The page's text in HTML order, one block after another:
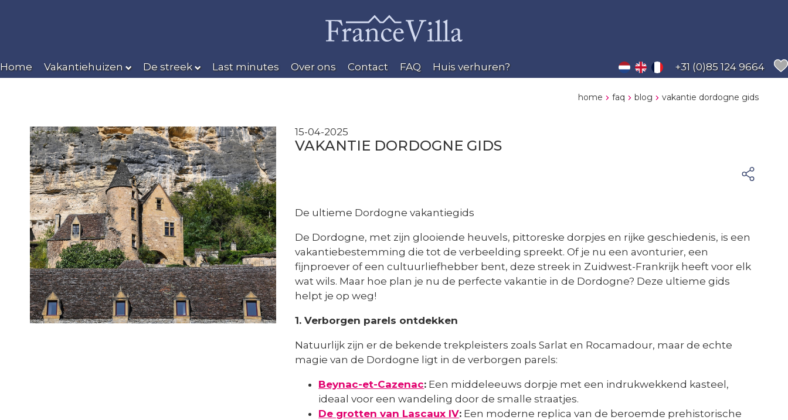
Home Vakantiehuizen De streek Last minutes Over ons Contact FAQ Huis verhuren? +31 (0)85 124 9664
home faq blog vakantie dordogne gids
15-04-2025
VAKANTIE DORDOGNE GIDS
De ultieme Dordogne vakantiegids
De Dordogne, met zijn glooiende heuvels, pittoreske dorpjes en rijke geschiedenis, is een
vakantiebestemming die tot de verbeelding spreekt. Of je nu een avonturier, een
fijnproever of een cultuurliefhebber bent, deze streek in Zuidwest-Frankrijk heeft voor elk
wat wils. Maar hoe plan je nu de perfecte vakantie in de Dordogne? Deze ultieme gids
helpt je op weg!
1. Verborgen parels ontdekken
Natuurlijk zijn er de bekende trekpleisters zoals Sarlat en Rocamadour, maar de echte
magie van de Dordogne ligt in de verborgen parels:
Beynac-et-Cazenac: Een middeleeuws dorpje met een indrukwekkend kasteel,
ideaal voor een wandeling door de smalle straatjes.
De grotten van Lascaux IV: Een moderne replica van de beroemde prehistorische